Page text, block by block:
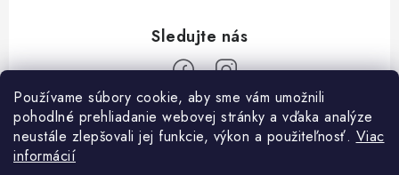
Používame súbory cookie, aby sme vám umožnili
pohodlné prehliadanie webovej stránky a vďaka analýze
neustále zlepšovali jej funkcie, výkon a použiteľnosť. Viac
informácií
Informácie pre vás